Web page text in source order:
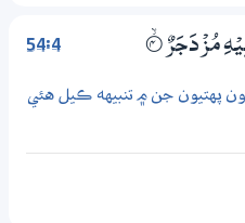
54:4 مُزْدَجَرٌ 4‏۝ۙ
پهتيون جن ۾ تنبيهه ڪيل هئي